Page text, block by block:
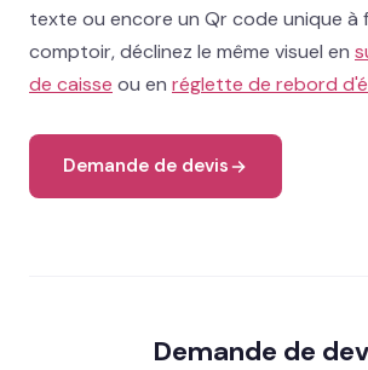
texte ou encore un Qr code unique à
comptoir, déclinez le même visuel en
de caisse ou en réglette de rebord
Demande de devis
Demande de